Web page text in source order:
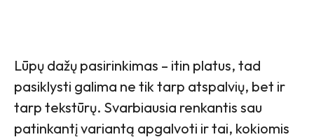
Lūpų dažų pasirinkimas – itin platus, tad
pasiklysti galima ne tik tarp atspalvių, bet ir
tarp tekstūrų. Svarbiausia renkantis sau
patinkantį variantą apgalvoti ir tai, kokiomis